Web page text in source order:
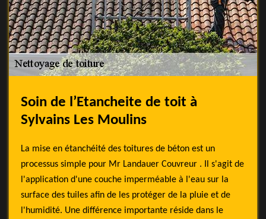
Soin de l’Etancheite de toit à
Sylvains Les Moulins
La mise en étanchéité des toitures de béton est un
processus simple pour Mr Landauer Couvreur . Il s'agit de
l'application d'une couche imperméable à l'eau sur la
surface des tuiles afin de les protéger de la pluie et de
l'humidité. Une différence importante réside dans le